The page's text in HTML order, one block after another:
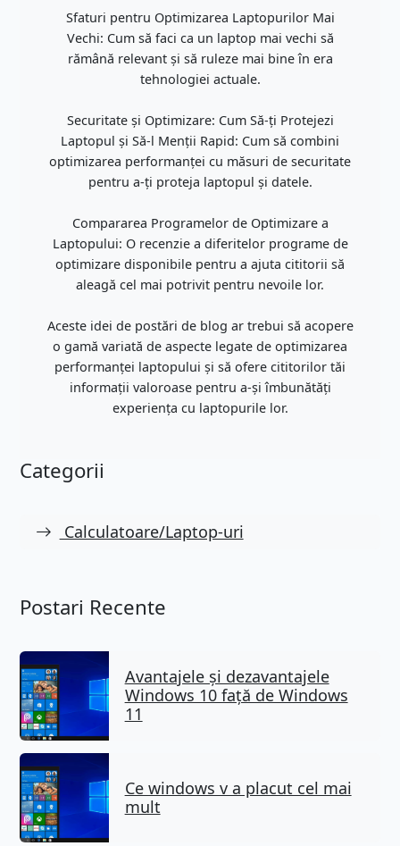
Sfaturi pentru Optimizarea Laptopurilor Mai
Vechi: Cum să faci ca un laptop mai vechi să
rămână relevant și să ruleze mai bine în era
tehnologiei actuale.
Securitate și Optimizare: Cum Să-ți Protejezi
Laptopul și Să-l Menții Rapid: Cum să combini
optimizarea performanței cu măsuri de securitate
pentru a-ți proteja laptopul și datele.
Compararea Programelor de Optimizare a
Laptopului: O recenzie a diferitelor programe de
optimizare disponibile pentru a ajuta cititorii să
aleagă cel mai potrivit pentru nevoile lor.
Aceste idei de postări de blog ar trebui să acopere
o gamă variată de aspecte legate de optimizarea
performanței laptopului și să ofere cititorilor tăi
informații valoroase pentru a-și îmbunătăți
experiența cu laptopurile lor.
Categorii
Calculatoare/Laptop-uri
Postari Recente
Avantajele și dezavantajele
Windows 10 față de Windows
11
Ce windows v a placut cel mai
mult